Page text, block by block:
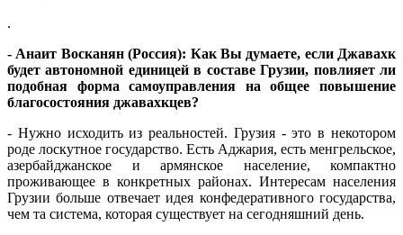
.
- Анаит Восканян (Россия): Как Вы думаете, если Джавахк
будет автономной единицей в составе Грузии, повлияет ли
подобная форма самоуправления на общее повышение
благосостояния джавахкцев?
- Нужно исходить из реальностей. Грузия - это в некотором
роде лоскутное государство. Есть Аджария, есть менгрельское,
азербайджанское и армянское население, компактно
проживающее в конкретных районах. Интересам населения
Грузии больше отвечает идея конфедеративного государства,
чем та система, которая существует на сегодняшний день.